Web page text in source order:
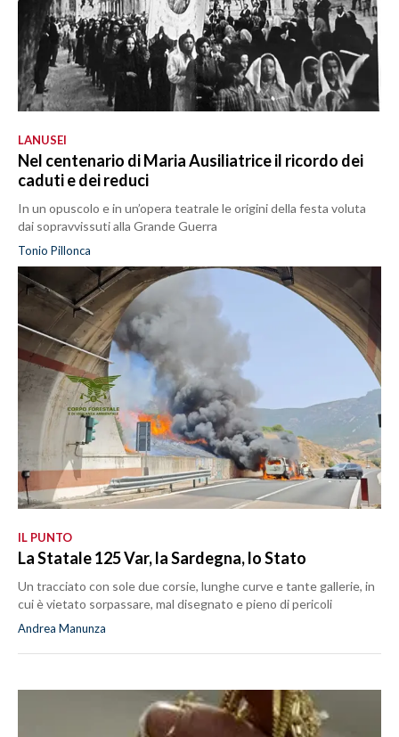
LANUSEI
Nel centenario di Maria Ausiliatrice il ricordo dei
caduti e dei reduci
In un opuscolo e in un’opera teatrale le origini della festa voluta
dai sopravvissuti alla Grande Guerra
Tonio Pillonca
IL PUNTO
La Statale 125 Var, la Sardegna, lo Stato
Un tracciato con sole due corsie, lunghe curve e tante gallerie, in
cui è vietato sorpassare, mal disegnato e pieno di pericoli
Andrea Manunza